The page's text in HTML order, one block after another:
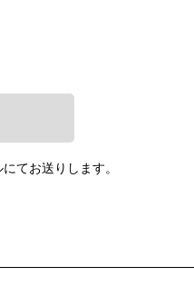
てお送りします。